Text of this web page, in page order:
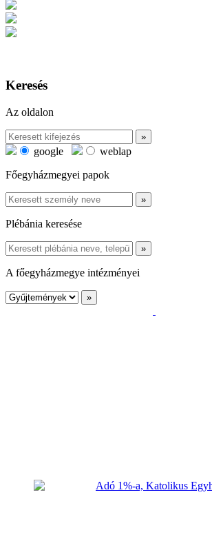
Keresés
Az oldalon
google
weblap
Főegyházmegyei papok
Plébánia keresése
A főegyházmegye intézményei